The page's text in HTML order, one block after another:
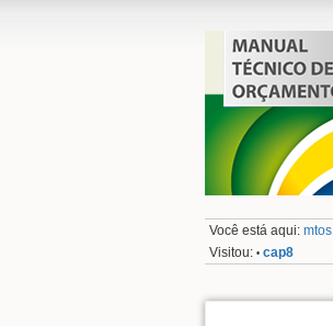
Você está aqui:mtos
Visitou: • cap8